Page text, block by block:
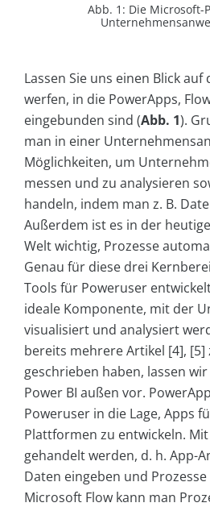
Abb. 1: Die
Lassen Sie uns einen Blick
werfen, in die PowerApps,
eingebunden sind (Abb. 1).
man in einer
Möglichkeiten, um
messen und zu analysieren
handeln, indem man z. B.
Außerdem ist es in der
Welt wichtig, Prozesse
Genau für diese drei
Tools für Poweruser
ideale Komponente, mit der
visualisiert und analysiert
bereits mehrere Artikel [4], [5]
geschrieben haben, lassen
Power BI außen vor.
Poweruser in die Lage, Apps
Plattformen zu entwickeln.
gehandelt werden, d. h. App-
Daten eingeben und
Microsoft Flow kann man